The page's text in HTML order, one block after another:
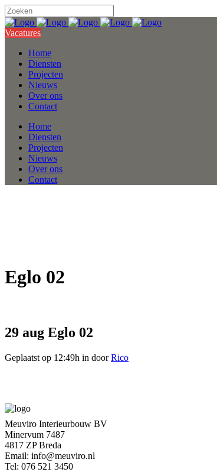
Vacatures
Home
Diensten
Projecten
Nieuws
Over ons
Contact
Home
Diensten
Projecten
Nieuws
Over ons
Contact
Eglo 02
29 aug Eglo 02
Geplaatst op 12:49h in doorRico
Meuviro Interieurbouw BV
Minervum 7487
4817 ZP Breda
Email: info@meuviro.nl
Tel: 076 521 3450